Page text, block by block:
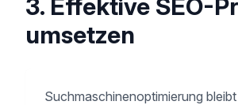
3. Effektive SEO-
umsetzen
Suchmaschinenoptimierung bleibt